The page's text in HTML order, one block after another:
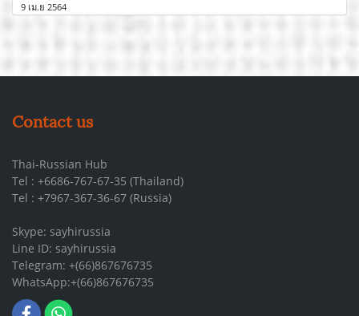
9 เม.ย 2564
Contact us
Thai-Russian Hub
Tel : +6686-767-67-35 (Thailand)
Tel : +7967-367-36-67 (Russia)
Skype: sayhirussia
Line ID: sayhirussia
Telegram: +(66)867676735
WhatsApp:+(66)867676735